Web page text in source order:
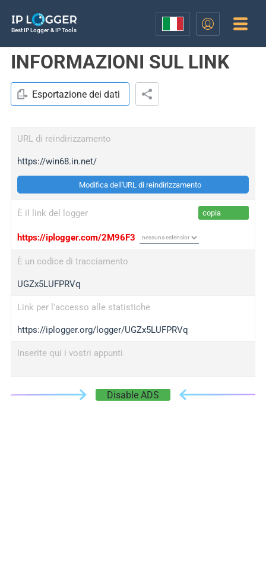
Best IP Logger & IP Tools
INFORMAZIONI SUL LINK
Esportazione dei dati
URL di reindirizzamento
https://win68.in.net/
Modifica dell'URL di reindirizzamento
È il link del logger copia
https://iplogger.com/2M96F3
È un codice di tracciamento
UGZx5LUFPRVq
Link per l'accesso alle statistiche
https://iplogger.org/logger/UGZx5LUFPRVq
Inserite qui i vostri appunti
Disable ADS